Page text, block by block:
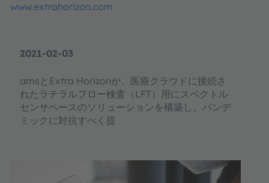
2021-02-03
amsとExtra Horizonが、医療クラウドに接続さ
れたラテラルフロー検査（LFT）用にスペクトル
センサベースのソリューションを構築し、パンデ
ミックに対抗すべく提
www.extrahorizon.com